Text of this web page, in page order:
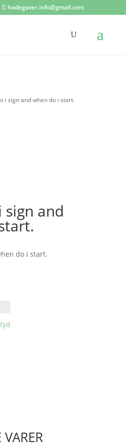
hadegaver.info@gmail.com
i sign and when do i start.
and
do i start.
VARER